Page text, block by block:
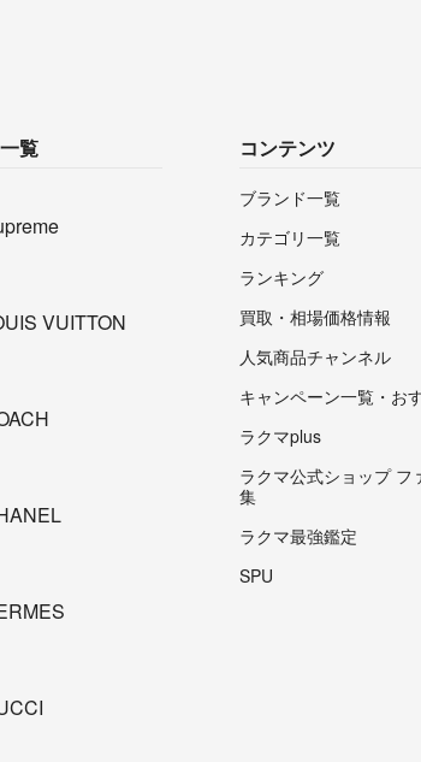
覧
VUITTON
コンテンツ
ブランド一覧
カテゴリ一覧
ランキング
買取・相場価格情報
人気商品チャンネル
キャンペーン一覧・お
ラクマplus
ラクマ公式ショップ フ
集
ラクマ最強鑑定
SPU